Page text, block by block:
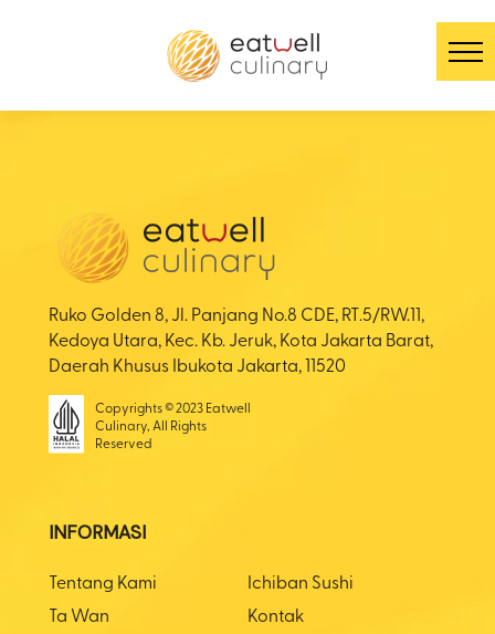
Ruko Golden 8, Jl. Panjang No.8 CDE, RT.5/RW.11,
Kedoya Utara, Kec. Kb. Jeruk, Kota Jakarta Barat,
Daerah Khusus Ibukota Jakarta, 11520
Copyrights © 2023 Eatwell
Culinary, All Rights
Reserved
INFORMASI
Tentang Kami
Ichiban Sushi
Ta Wan
Kontak